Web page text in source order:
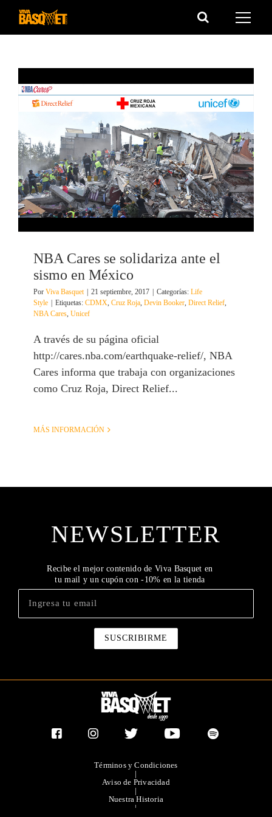
Saltar
NBA Cares se solidariza ante el
sismo en México
Por Viva Basquet 21 septiembre, 2017 Categorías: Life
Style
Etiquetas: CDMX, Cruz Roja, Devin Booker, Direct Relief,
NBA Cares, Unicef
A través de su página oficial
http://cares.nba.com/earthquake-relief/, NBA
Cares informa que trabaja con organizaciones
como Cruz Roja, Direct Relief...
MÁS INFORMACIÓN
NEWSLETTER
Recibe el mejor contenido de Viva Basquet en
tu mail y un cupón con -10% en la tienda
Términos y Condiciones
|
Aviso de Privacidad
|
Nuestra Historia
|